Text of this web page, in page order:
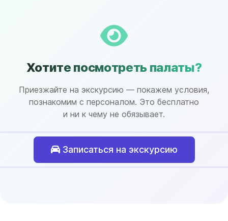
Хотите посмотреть палаты?
Приезжайте на экскурсию — покажем условия,
познакомим с персоналом. Это бесплатно
и ни к чему не обязывает.
Записаться на экскурсию